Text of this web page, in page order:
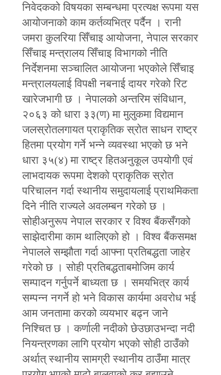
निवेदकको विषयका सम्बन्धमा प्रत्यक्ष रूपमा यस
आयोजनाको काम कर्तव्यभित्र पर्दैन । रानी
जमरा कुलरिया सिँचाइ आयोजना, नेपाल सरकार
सिँचाइ मन्त्रालय सिँचाइ विभागको नीति
निर्देशनमा सञ्चालित आयोजना भएकोले सिँचाइ
मन्त्रालयलाई विपक्षी नबनाई दायर गरेको रिट
खारेजभागी छ । नेपालको अन्तरिम संविधान,
२०६३ को धारा ३३(ण) मा मुलुकमा विद्यमान
जलस्रोतलगायत प्राकृतिक स्रोत साधन राष्ट्र
हितमा प्रयोग गर्ने भन्ने व्यवस्था भएको छ भने
धारा ३५(४) मा राष्ट्र हितअनुकूल उपयोगी एवं
लाभदायक रूपमा देशको प्राकृतिक स्रोत
परिचालन गर्दा स्थानीय समुदायलाई प्राथमिकता
दिने नीति राज्यले अवलम्बन गरेको छ ।
सोहीअनुरूप नेपाल सरकार र विश्व बैंकसँगको
साझेदारीमा काम थालिएको हो । विश्व बैंकसमक्ष
नेपालले सम्झौता गर्दा आफ्ना प्रतिबद्धता जाहेर
गरेको छ । सोही प्रतिबद्धताबमोजिम कार्य
सम्पादन गर्नुपर्ने बाध्यता छ । समयभित्र कार्य
सम्पन्न नगर्ने हो भने विकास कार्यमा अवरोध भई
आम जनतामा करको व्ययभार बढ्न जाने
निश्चित छ । कर्णाली नदीको छेउछाउभन्दा नदी
नियन्त्रणका लागि प्रयोग भएको सोही ठाउँको
अर्थात्‌ स्थानीय सामग्री स्थानीय ठाउँमा मात्र